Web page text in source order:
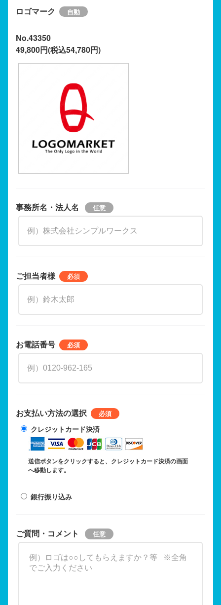
ロゴマーク
No.43350
49,800円(税込54,780円)
事務所名・法人名
ご担当者様
お電話番号
お支払い方法の選択
クレジットカード決済
送信ボタンをクリックすると、クレジットカード決済の画面
へ移動します。
銀行振り込み
ご質問・コメント